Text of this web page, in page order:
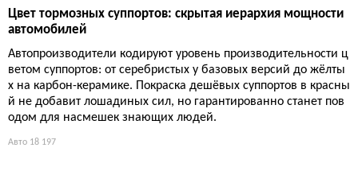
Цвет тормозных суппортов: скрытая иерархия мощности
автомобилей
Автопроизводители кодируют уровень производительности ц
ветом суппортов: от серебристых у базовых версий до жёлты
х на карбон-керамике. Покраска дешёвых суппортов в красны
й не добавит лошадиных сил, но гарантированно станет пов
одом для насмешек знающих людей.
Авто 18 197